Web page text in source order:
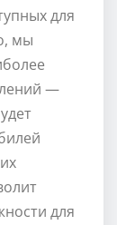
для
мы
—
для